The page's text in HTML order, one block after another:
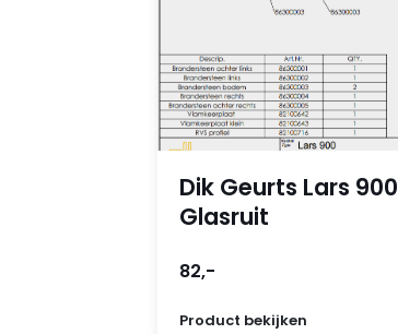
Dik Geurts Lars 900
Glasruit
82,-
Product bekijken